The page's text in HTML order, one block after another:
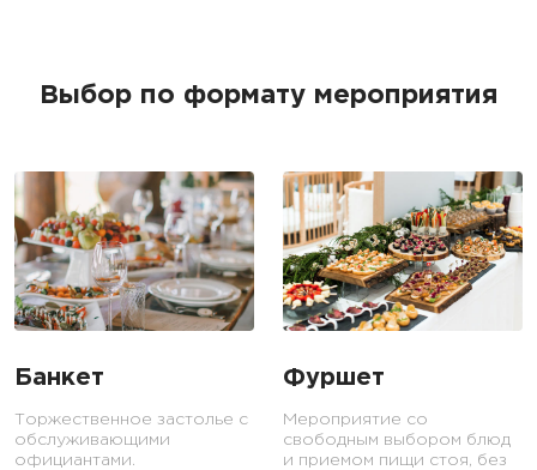
Выбор по формату мероприятия
Банкет
Торжественное застолье с
обслуживающими
официантами.
Фуршет
Мероприятие со
свободным выбором блюд
и приемом пищи стоя, без